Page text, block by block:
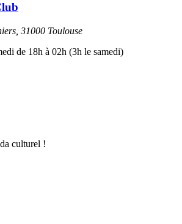
31000 Toulouse
de 18h à 02h (3h le samedi)
culturel !